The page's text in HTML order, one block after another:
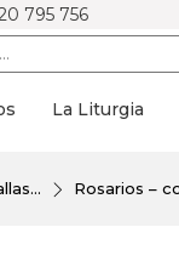
795 756
La Liturgia
Rosarios –